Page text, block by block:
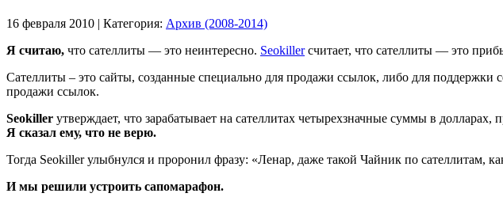
16 февраля 2010 | Категория: Архив (2008-2014)
Я считаю, что сателлиты — это неинтересно. Seokillerсчитает, что сателлиты — это
Сателлиты – это сайты, созданные специально для продажи ссылок, либо для
продажи ссылок.
Seokiller утверждает, что зарабатывает на сателлитах четырехзначные суммы в
Я сказал ему, что не верю.
Тогда Seokiller улыбнулся и проронил фразу: «Ленар, даже такой Чайник по сателлитам,
И мы решили устроить сапомарафон.